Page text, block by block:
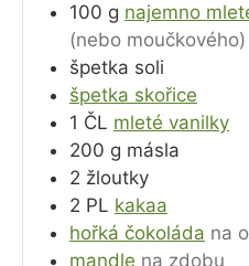
100 g najemno
(nebo moučkového)
špetka soli
špetka skořice
1 ČL mleté vanilky
200 g másla
2 žloutky
2 PL kakaa
hořká čokoláda na
mandle na zdobu